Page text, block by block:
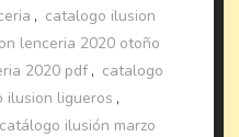
, catalogo ilusion
lenceria 2020 otoño
2020 pdf , catalogo
ilusion ligueros ,
catálogo ilusión marzo